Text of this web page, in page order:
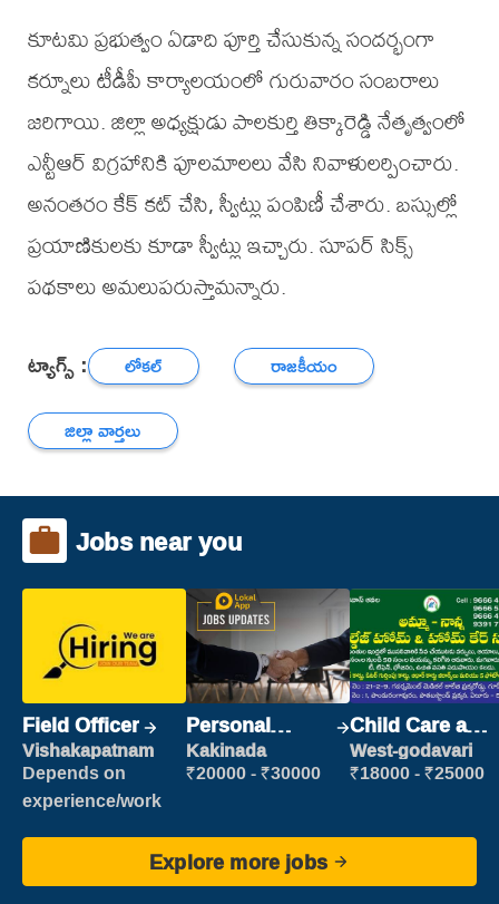
కూటమి ప్రభుత్వం ఏడాది పూర్తి చేసుకున్న సందర్భంగా
కర్నూలు టీడీపీ కార్యాలయంలో గురువారం సంబరాలు
జరిగాయి. జిల్లా అధ్యక్షుడు పాలకుర్తి తిక్కారెడ్డి నేతృత్వంలో
ఎన్టీఆర్ విగ్రహానికి పూలమాలలు వేసి నివాళులర్పించారు.
అనంతరం కేక్ కట్ చేసి, స్వీట్లు పంపిణీ చేశారు. బస్సుల్లో
ప్రయాణికులకు కూడా స్వీట్లు ఇచ్చారు. సూపర్ సిక్స్
పథకాలు అమలుపరుస్తామన్నారు.
ట్యాగ్స్ : లోకల్
రాజకీయం
జిల్లా వార్తలు
Jobs near you
Field Officer
Vishakapatnam
Depends on
experience/work
Personal
Assistant
Kakinada
₹20000 - ₹30000
Child Care and
Patient care
West-godavari
₹18000 - ₹25000
Explore more jobs